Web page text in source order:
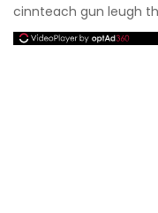
cinnteach gun leugh